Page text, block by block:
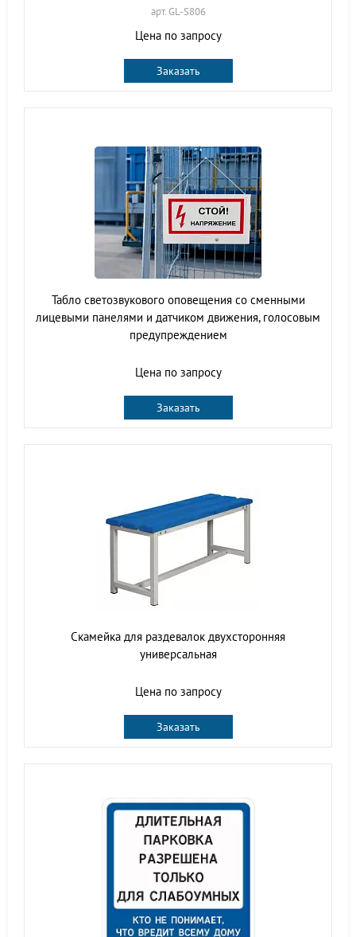
арт. GL-S806
Цена по запросу
Заказать
Табло светозвукового оповещения со сменными
лицевыми панелями и датчиком движения, голосовым
предупреждением
Цена по запросу
Заказать
Скамейка для раздевалок двухсторонняя
универсальная
Цена по запросу
Заказать